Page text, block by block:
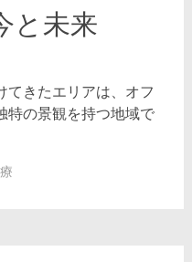
と未来
てきたエリアは、オフ
特の景観を持つ地域で